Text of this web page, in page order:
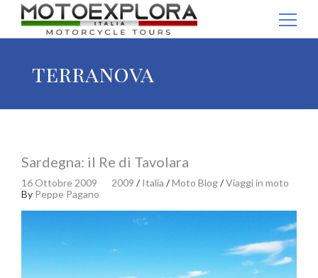
terranova
Sardegna: il Re di Tavolara
16 Ottobre 2009 2009 /Italia /Moto Blog/Viaggi in moto
By Peppe Pagano